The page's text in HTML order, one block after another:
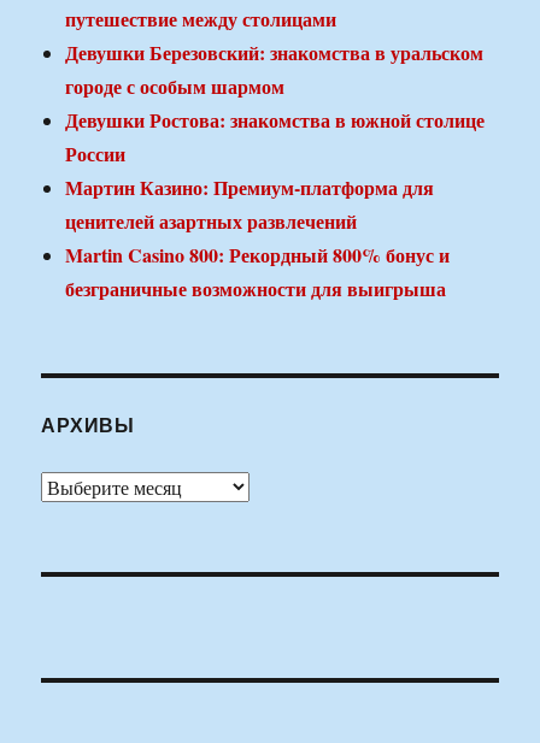
путешествие между столицами
Девушки Березовский: знакомства в уральском
городе с особым шармом
Девушки Ростова: знакомства в южной столице
России
Мартин Казино: Премиум-платформа для
ценителей азартных развлечений
Martin Casino 800: Рекордный 800% бонус и
безграничные возможности для выигрыша
АРХИВЫ
Архивы